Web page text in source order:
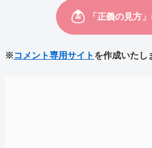
※コメント専用サイト を作成いたし